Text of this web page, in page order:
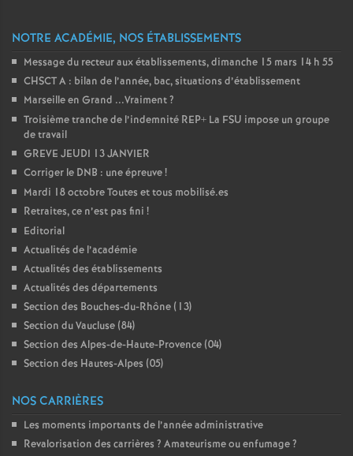
NOTRE ACADÉMIE, NOS ÉTABLISSEMENTS
Message du recteur aux établissements, dimanche 15 mars 14 h 55
CHSCT A : bilan de l’année, bac, situations d’établissement
Marseille en Grand ...Vraiment?
Troisième tranche de l’indemnité REP+ La FSU impose un groupe
de travail
GREVE JEUDI 13 JANVIER
Corriger le DNB : une épreuve!
Mardi 18 octobre Toutes et tous mobilisé.es
Retraites, ce n’est pas fini !
Editorial
Actualités de l’académie
Actualités des établissements
Actualités des départements
Section des Bouches-du-Rhône (13)
Section du Vaucluse (84)
Section des Alpes-de-Haute-Provence (04)
Section des Hautes-Alpes (05)
NOS CARRIÈRES
Les moments importants de l’année administrative
Revalorisation des carrières ? Amateurisme ou enfumage?